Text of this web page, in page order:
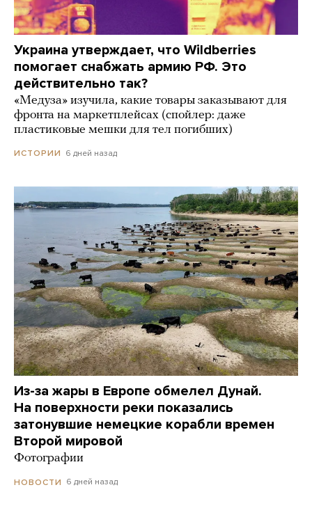
Украина утверждает, что Wildberries
помогает снабжать армию РФ. Это
действительно так?
«Медуза» изучила, какие товары заказывают для
фронта на маркетплейсах (спойлер: даже
пластиковые мешки для тел погибших)
ИСТОРИИ 6 дней назад
Из-за жары в Европе обмелел Дунай.
На поверхности реки показались
затонувшие немецкие корабли времен
Второй мировой
Фотографии
НОВОСТИ 6 дней назад